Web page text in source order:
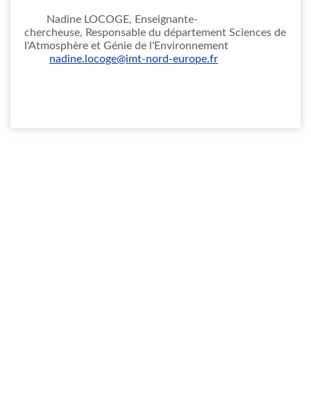
Nadine LOCOGE, Enseignante-
chercheuse, Responsable du département Sciences de
l'Atmosphère et Génie de l'Environnement
nadine.locoge@imt-nord-europe.fr